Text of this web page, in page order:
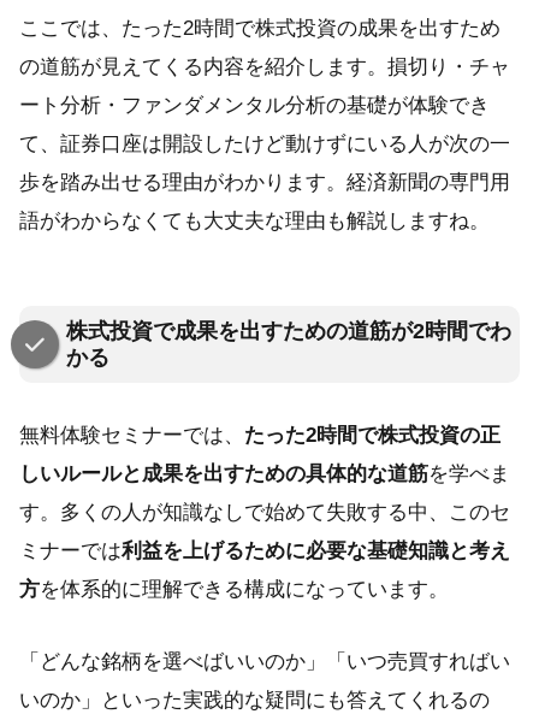
ここでは、たった2時間で株式投資の成果を出すため
の道筋が見えてくる内容を紹介します。損切り・チャ
ート分析・ファンダメンタル分析の基礎が体験でき
て、証券口座は開設したけど動けずにいる人が次の一
歩を踏み出せる理由がわかります。経済新聞の専門用
語がわからなくても大丈夫な理由も解説しますね。
株式投資で成果を出すための道筋が2時間でわ
かる
無料体験セミナーでは、 たった2時間で株式投資の正
しいルールと成果を出すための具体的な道筋を学べま
す。多くの人が知識なしで始めて失敗する中、このセ
ミナーでは利益を上げるために必要な基礎知識と考え
方を体系的に理解できる構成になっています。
「どんな銘柄を選べばいいのか」「いつ売買すればい
いのか」といった実践的な疑問にも答えてくれるの